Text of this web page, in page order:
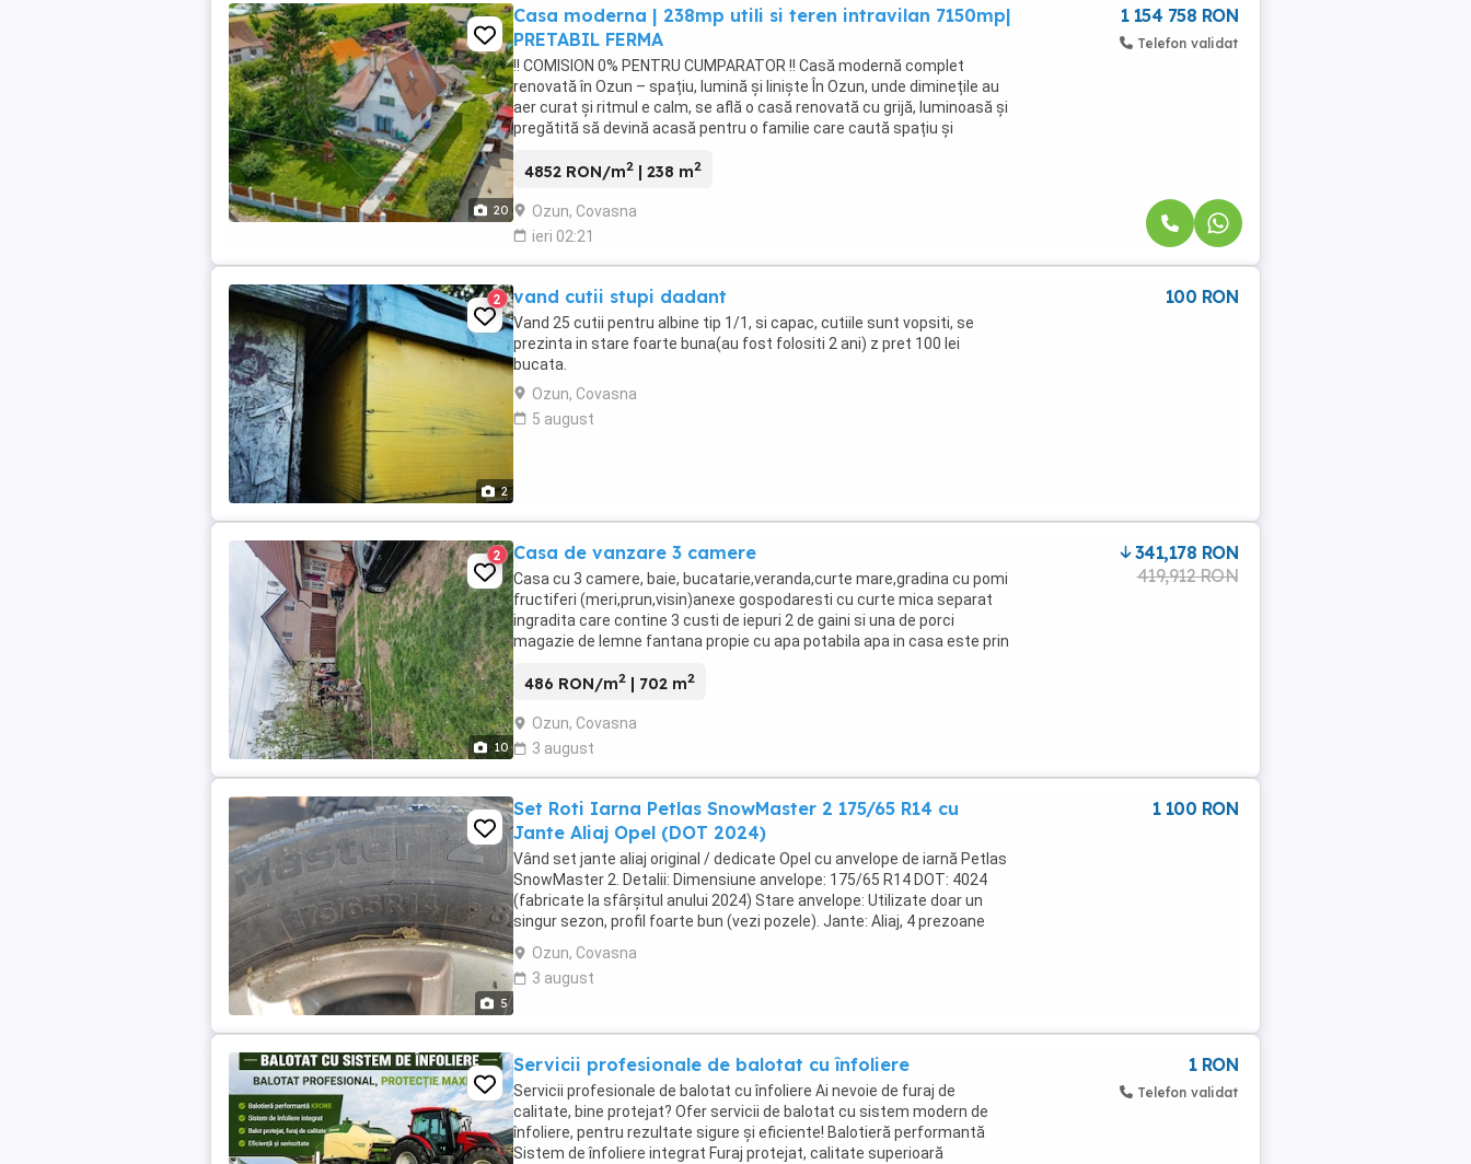
20
Casa moderna | 238mp utili si teren intravilan 7150mp|
PRETABIL FERMA
!! COMISION 0% PENTRU CUMPARATOR !! Casă modernă complet
renovată în Ozun – spațiu, lumină și liniște În Ozun, unde diminețile au
aer curat și ritmul e calm, se află o casă renovată cu grijă, luminoasă și
pregătită să devină acasă pentru o familie care caută spațiu și
4852 RON/m2 | 238 m2
Ozun, Covasna
ieri 02:21
1 154 758 RON
Telefon validat
2
2 vand cutii stupi dadant
Vand 25 cutii pentru albine tip 1/1, si capac, cutiile sunt vopsiti, se
prezinta in stare foarte buna(au fost folositi 2 ani) z pret 100 lei
bucata.
Ozun, Covasna
5 august
100 RON
10
2 Casa de vanzare 3 camere
Casa cu 3 camere, baie, bucatarie,veranda,curte mare,gradina cu pomi
fructiferi (meri,prun,visin)anexe gospodaresti cu curte mica separat
ingradita care contine 3 custi de iepuri 2 de gaini si una de porci
magazie de lemne fantana propie cu apa potabila apa in casa este prin
486 RON/m2 | 702 m2
Ozun, Covasna
3 august
341,178 RON
419,912 RON
5
Set Roti Iarna Petlas SnowMaster 2 175/65 R14 cu
Jante Aliaj Opel (DOT 2024)
Vând set jante aliaj original / dedicate Opel cu anvelope de iarnă Petlas
SnowMaster 2. Detalii: Dimensiune anvelope: 175/65 R14 DOT: 4024
(fabricate la sfârșitul anului 2024) Stare anvelope: Utilizate doar un
singur sezon, profil foarte bun (vezi pozele). Jante: Aliaj, 4 prezoane
(Opel), în stare bună. Preț: ...
Ozun, Covasna
3 august
1 100 RON
Servicii profesionale de balotat cu înfoliere
Servicii profesionale de balotat cu înfoliere Ai nevoie de furaj de
calitate, bine protejat? Ofer servicii de balotat cu sistem modern de
înfoliere, pentru rezultate sigure și eficiente! Balotieră performantă
Sistem de înfoliere integrat Furaj protejat, calitate superioară
1 RON
Telefon validat